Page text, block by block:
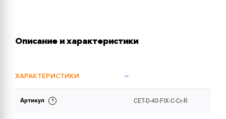
Описание и характеристики
ХАРАКТЕРИСТИКИ
ОБЪЕМ ПОСТАВКИ
Артикул CET-D-40-FIX-C-Cr-R